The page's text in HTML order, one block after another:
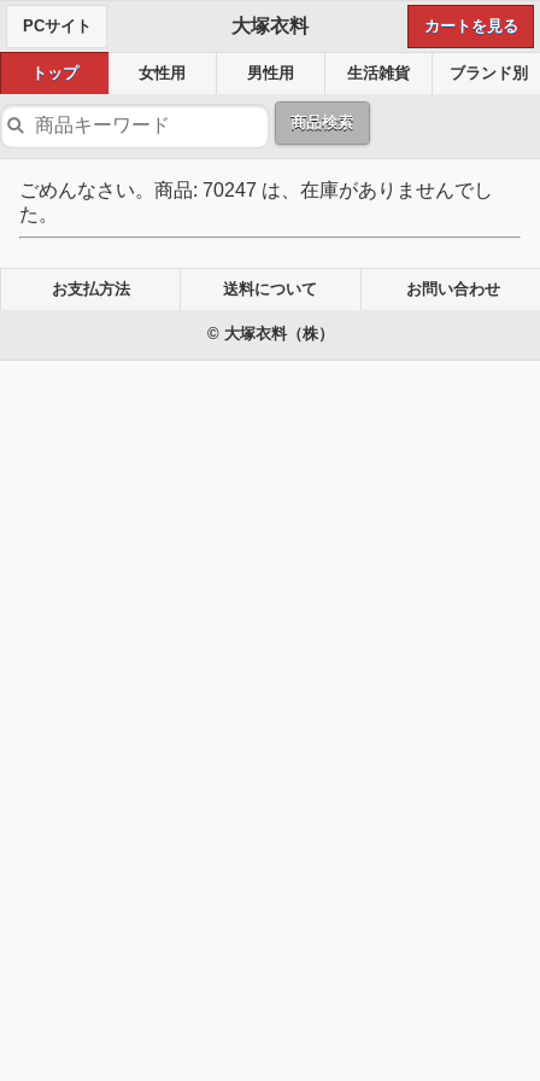
PCサイト 大塚衣料 カートを見る
トップ 女性用 男性用 生活雑貨 ブランド別
商品検索
ごめんなさい。商品: 70247 は、在庫がありませんでし
た。
お支払方法 送料について お問い合わせ
© 大塚衣料（株）